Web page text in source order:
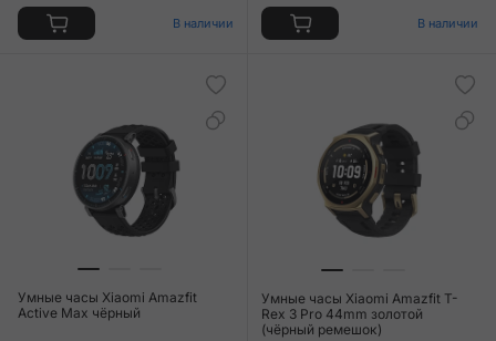
В наличии В наличии
Умные часы Xiaomi Amazfit
Active Max чёрный
Умные часы Xiaomi Amazfit T-
Rex 3 Pro 44mm золотой
(чёрный ремешок)